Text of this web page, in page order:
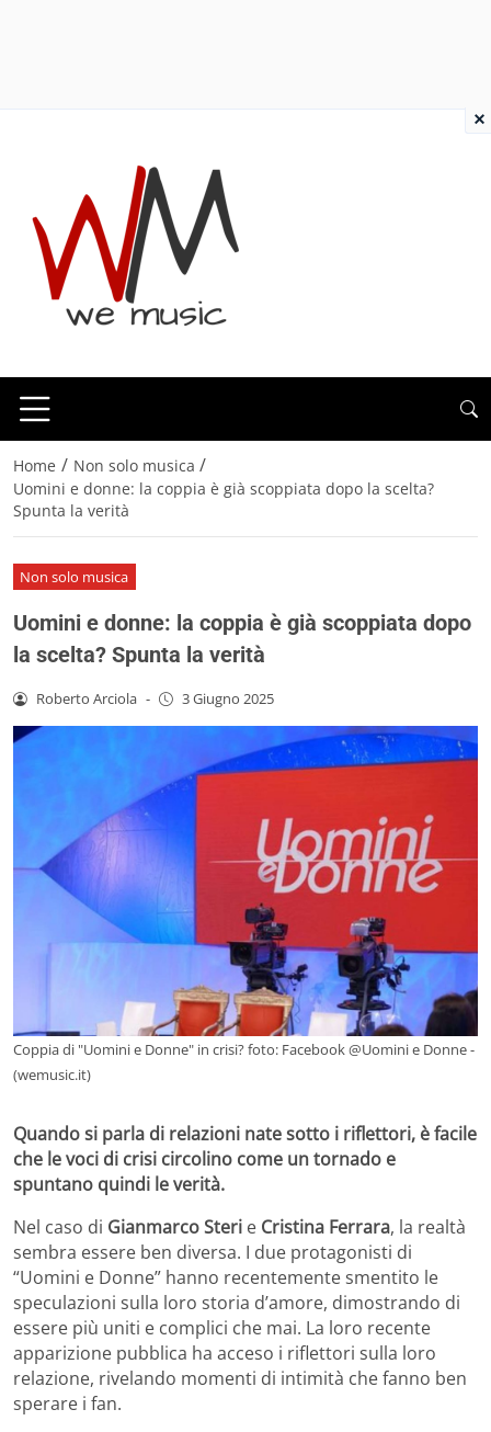
Home / Non solo musica /
Uomini e donne: la coppia è già scoppiata dopo la scelta?
Spunta la verità
Non solo musica
Uomini e donne: la coppia è già scoppiata dopo
la scelta? Spunta la verità
Roberto Arciola - 3 Giugno 2025
Coppia di "Uomini e Donne" in crisi? foto: Facebook @Uomini e Donne -
(wemusic.it)
Quando si parla di relazioni nate sotto i riflettori, è facile
che le voci di crisi circolino come un tornado e
spuntano quindi le verità.
Nel caso di Gianmarco Steri e Cristina Ferrara, la realtà
sembra essere ben diversa. I due protagonisti di
“Uomini e Donne” hanno recentemente smentito le
speculazioni sulla loro storia d’amore, dimostrando di
essere più uniti e complici che mai. La loro recente
apparizione pubblica ha acceso i riflettori sulla loro
relazione, rivelando momenti di intimità che fanno ben
sperare i fan.
×